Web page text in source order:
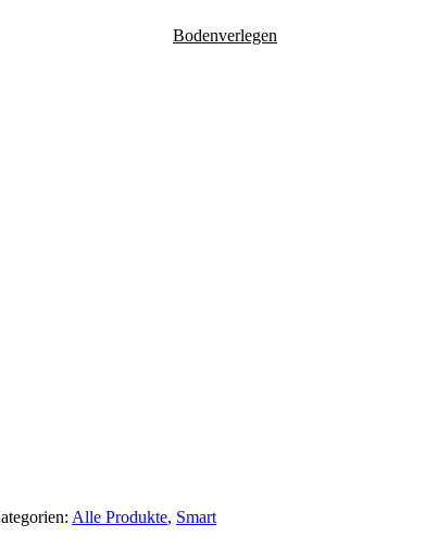
Bodenverlegen
Alle Produkte, Smart